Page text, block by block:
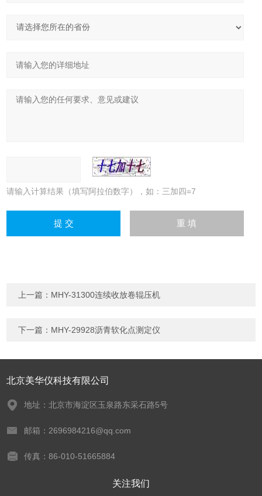
请输入计算结果（填写阿拉伯数字），如：三加四=7
上一篇： MHY-31300连续收放卷辊压机
下一篇： MHY-29928沥青软化点测定仪
北京美华仪科技有限公司
地址：北京市海淀区玉泉路东采石路5号
邮箱：2696984216@qq.com
传真：86-010-51665884
关注我们